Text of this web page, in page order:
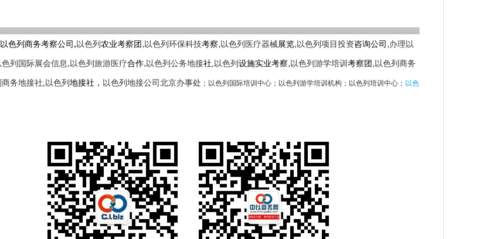
色列商务考察公司 , 以色列 农业考察团 , 以色列环保科技考察, 以色列医疗器械展览, 以色列项目投资咨询公司 ,办理以
色列国际展会信息, 以色列旅游医疗合作, 以色列公务地接社, 以色列 设施实业考察, 以色列游学培训 考察团 , 以色列商务
商务地接社, 以色列 地接社， 以色列地接公司北京办事处 ； 以色列国际培训中心 ； 以色列游学培训机构 ； 以色列培训中心； 以色